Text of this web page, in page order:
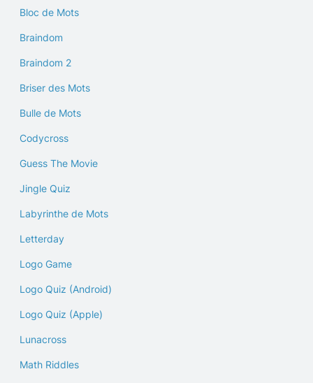
Bloc de Mots
Braindom
Braindom 2
Briser des Mots
Bulle de Mots
Codycross
Guess The Movie
Jingle Quiz
Labyrinthe de Mots
Letterday
Logo Game
Logo Quiz (Android)
Logo Quiz (Apple)
Lunacross
Math Riddles